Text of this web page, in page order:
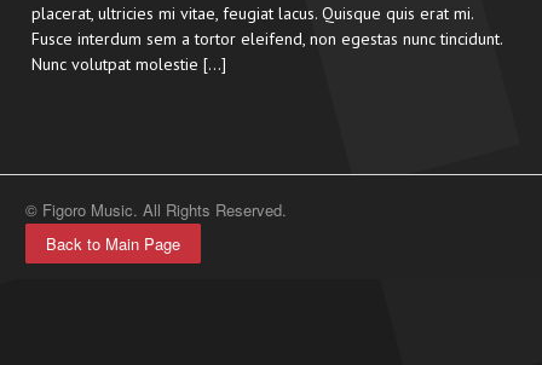
placerat, ultricies mi vitae, feugiat lacus. Quisque quis erat mi.
Fusce interdum sem a tortor eleifend, non egestas nunc tincidunt.
Nunc volutpat molestie […]
© Figoro Music. All Rights Reserved.
Back to Main Page